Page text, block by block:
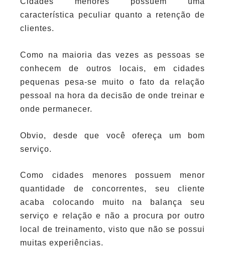
característica peculiar quanto a retenção de
clientes.
Como na maioria das vezes as pessoas se
conhecem de outros locais, em cidades
pequenas pesa-se muito o fato da relação
pessoal na hora da decisão de onde treinar e
onde permanecer.
Obvio, desde que você ofereça um bom
serviço.
Como cidades menores possuem menor
quantidade de concorrentes, seu cliente
acaba colocando muito na balança seu
serviço e relação e não a procura por outro
local de treinamento, visto que não se possui
muitas experiências.